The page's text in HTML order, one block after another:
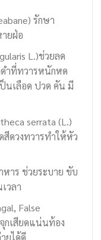
รักษา
ยฝ่อ
L.)ช่วยลด
ดำที่ทวารหนักหด
ป็นเลือด ปวด คัน มี
serrata (L.)
สีดวงทวารทำให้หัว
าร ช่วยระบาย ขับ
วลา
False
กเสียดแน่นท้อง
ยได้ดี